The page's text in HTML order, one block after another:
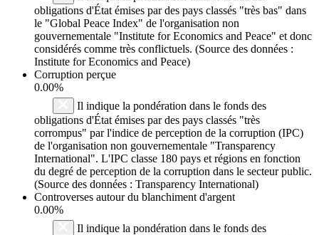
obligations d'État émises par des pays classés "très bas" dans
le "Global Peace Index" de l'organisation non
gouvernementale "Institute for Economics and Peace" et donc
considérés comme très conflictuels. (Source des données :
Institute for Economics and Peace)
Corruption perçue
0.00%
Il indique la pondération dans le fonds des
obligations d'État émises par des pays classés "très
corrompus" par l'indice de perception de la corruption (IPC)
de l'organisation non gouvernementale "Transparency
International". L'IPC classe 180 pays et régions en fonction
du degré de perception de la corruption dans le secteur public.
(Source des données : Transparency International)
Controverses autour du blanchiment d'argent
0.00%
Il indique la pondération dans le fonds des